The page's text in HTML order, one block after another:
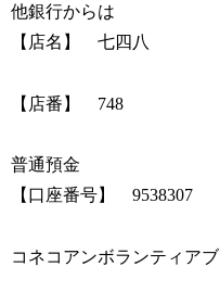
他銀行からは
【店名】 七四八
【店番】 748
普通預金
【口座番号】 9538307
コネコアンボランティアブ